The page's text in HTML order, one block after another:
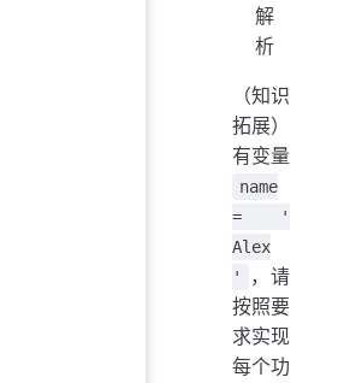
解
析
（知识
拓展）
有变量
name
= '
Alex
'
，请
按照要
求实现
每个功